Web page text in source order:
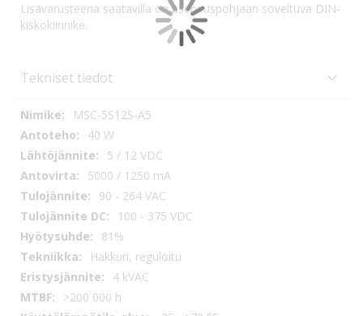
Lisävarusteena saatavilla on asennuspohjaan soveltuva DIN-
kiskokiinnike.
Tekniset tiedot
Tekniset
tiedot
MSC-5S12S-A5
40 W
5 / 12 VDC
5000 / 1250 mA
90 - 264 VAC
100 - 375 VDC
81%
Hakkuri, reguloitu
4 kVAC
>200 000 h